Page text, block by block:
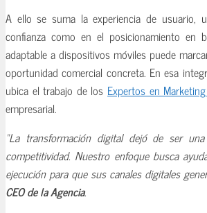
A ello se suma la experiencia de
confianza como en el posicionamiento en
adaptable a dispositivos móviles puede
oportunidad comercial concreta. En esa
ubica el trabajo de los Expertos en
empresarial.
“La transformación digital dejó de ser
competitividad. Nuestro enfoque busca
ejecución para que sus canales digitales
CEO de la Agencia.